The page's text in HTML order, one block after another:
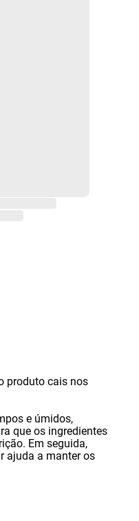
produto cais nos
e úmidos,
que os ingredientes
Em seguida,
ajuda a manter os